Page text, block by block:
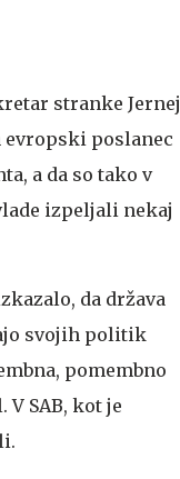
stranke Jernej
poslanec
a da so tako v
izpeljali nekaj
da država
svojih politik
pomembno
SAB, kot je